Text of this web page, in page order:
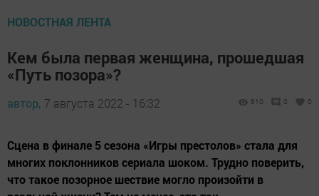
НОВОСТНАЯ ЛЕНТА
Кем была первая женщина, прошедшая
«Путь позора»?
автор, 7 августа 2022 - 16:32 810 0 0
Сцена в финале 5 сезона «Игры престолов» стала для
многих поклонников сериала шоком. Трудно поверить,
что такое позорное шествие могло произойти в